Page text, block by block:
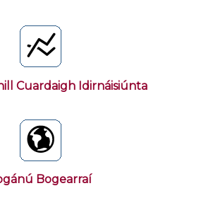
Cuardaigh Idirnáisiúnta
Bogearraí